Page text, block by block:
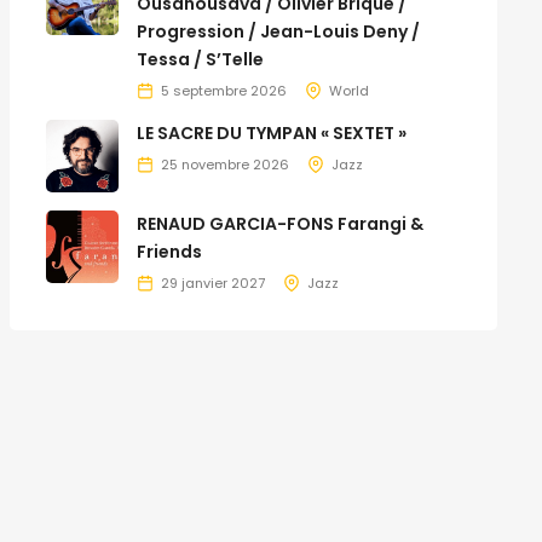
Progression / Jean-Louis Deny /
Tessa / S’Telle
5 septembre 2026 World
LE SACRE DU TYMPAN « SEXTET »
25 novembre 2026 Jazz
RENAUD GARCIA-FONS Farangi &
Friends
29 janvier 2027 Jazz